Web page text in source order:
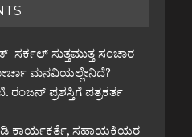
ಸುತ್ತಮುತ್ತ ಸಂಚಾರ
ಮನವಿಯಲ್ಲೇನಿದೆ?
ರಂಜನ್ ಪ್ರಶಸ್ತಿಗೆ ಪತ್ರಕರ್ತ
ಕಾರ್ಯಕರ್ತೆ, ಸಹಾಯಕಿಯರ